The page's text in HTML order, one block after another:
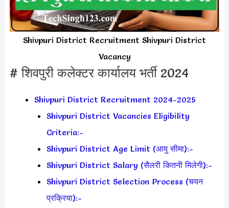
Shivpuri District Recruitment Shivpuri District
Vacancy
# शिवपुरी कलेक्टर कार्यालय भर्ती 2024
Shivpuri District Recruitment 2024-2025
Shivpuri District Vacancies Eligibility
Criteria:-
Shivpuri District Age Limit (आयु सीमा):-
Shivpuri District Salary (सैलरी कितनी मिलेगी):-
Shivpuri District Selection Process (चयन
प्रक्रिया):-